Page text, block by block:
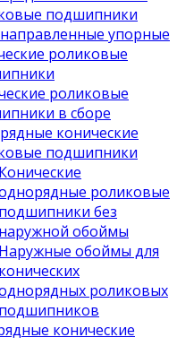
подшипники
упорные
роликовые
роликовые
в сборе
конические
подшипники
Конические
роликовые
подшипники без
наружной обоймы
Наружные обоймы для
конических
роликовых
подшипников
конические